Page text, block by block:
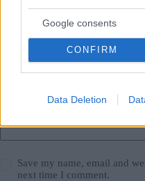
Google consents
CONFIRM
Data Deletion
Website
Add Comment*
Save my name, email and
next time I comment.